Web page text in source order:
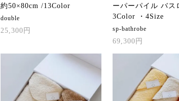
約50×80cm /13Color
double
25,300円
ーパーパイル バス
3Color ・4Size
sp-bathrobe
69,300円